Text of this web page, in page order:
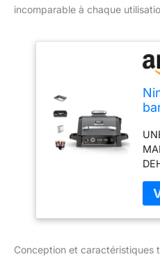
incomparable à chaque
7
Conception et caractéristiques